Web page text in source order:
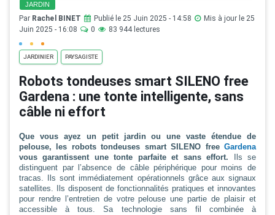
JARDIN
Par Rachel BINET Publié le 25 Juin 2025 - 14:58
Mis à jour le 25
Juin 2025 - 16:08
0 83 944 lectures
JARDINIER PAYSAGISTE
Robots tondeuses smart SILENO free
Gardena : une tonte intelligente, sans
câble ni effort
Que vous ayez un petit jardin ou une vaste étendue de
pelouse, les robots tondeuses smart SILENO free Gardena
vous garantissent une tonte parfaite et sans effort. Ils se
distinguent par l’absence de câble périphérique pour moins de
tracas. Ils sont immédiatement opérationnels grâce aux signaux
satellites. Ils disposent de fonctionnalités pratiques et innovantes
pour rendre l’entretien de votre pelouse une partie de plaisir et
accessible à tous. Sa technologie sans fil combinée à